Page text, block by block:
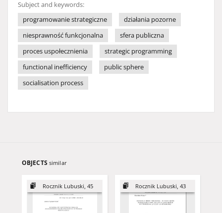
Subject and keywords:
programowanie strategiczne
działania pozorne
niesprawność funkcjonalna
sfera publiczna
proces uspołecznienia
strategic programming
functional inefficiency
public sphere
socialisation process
OBJECTS similar
Rocznik Lubuski, 45 Rocznik Lubuski, 43